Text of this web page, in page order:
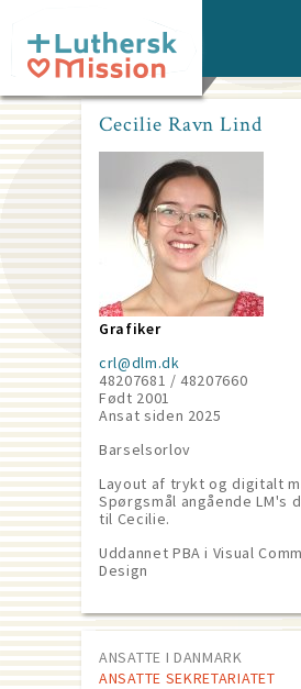
main
content
Cecilie Ravn Lind
Grafiker
crl@dlm.dk
48207681 / 48207660
Født 2001
Ansat siden 2025
Barselsorlov
Layout af trykt og digitalt
Spørgsmål angående LM's
til Cecilie.
Uddannet PBA i Visual
Design
ANSATTE I DANMARK
ANSATTE SEKRETARIATET